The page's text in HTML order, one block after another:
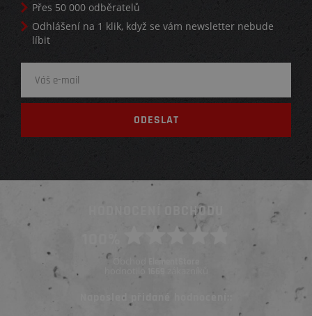
Přes 50 000 odběratelů
Odhlášení na 1 klik, když se vám newsletter nebude
líbit
HODNOCENÍ OBCHODU
Obchod ElementStore
hodnotilo
Naposled přidané hodnocení::